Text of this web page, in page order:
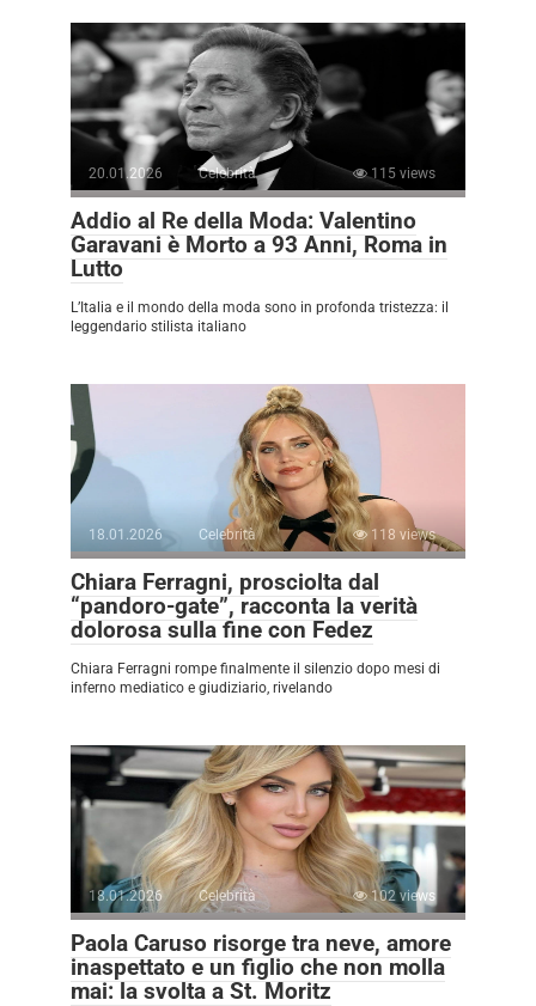
20.01.2026 Celebrità 115 views
Addio al Re della Moda: Valentino
Garavani è Morto a 93 Anni, Roma in
Lutto
L’Italia e il mondo della moda sono in profonda tristezza: il
leggendario stilista italiano
18.01.2026 Celebrità 118 views
Chiara Ferragni, prosciolta dal
“pandoro-gate”, racconta la verità
dolorosa sulla fine con Fedez
Chiara Ferragni rompe finalmente il silenzio dopo mesi di
inferno mediatico e giudiziario, rivelando
18.01.2026 Celebrità 102 views
Paola Caruso risorge tra neve, amore
inaspettato e un figlio che non molla
mai: la svolta a St. Moritz